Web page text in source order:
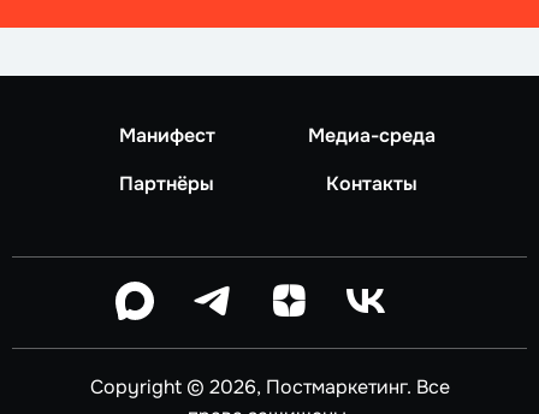
Манифест
Медиа-среда
Партнёры
Контакты
Copyright © 2026, Постмаркетинг. Все